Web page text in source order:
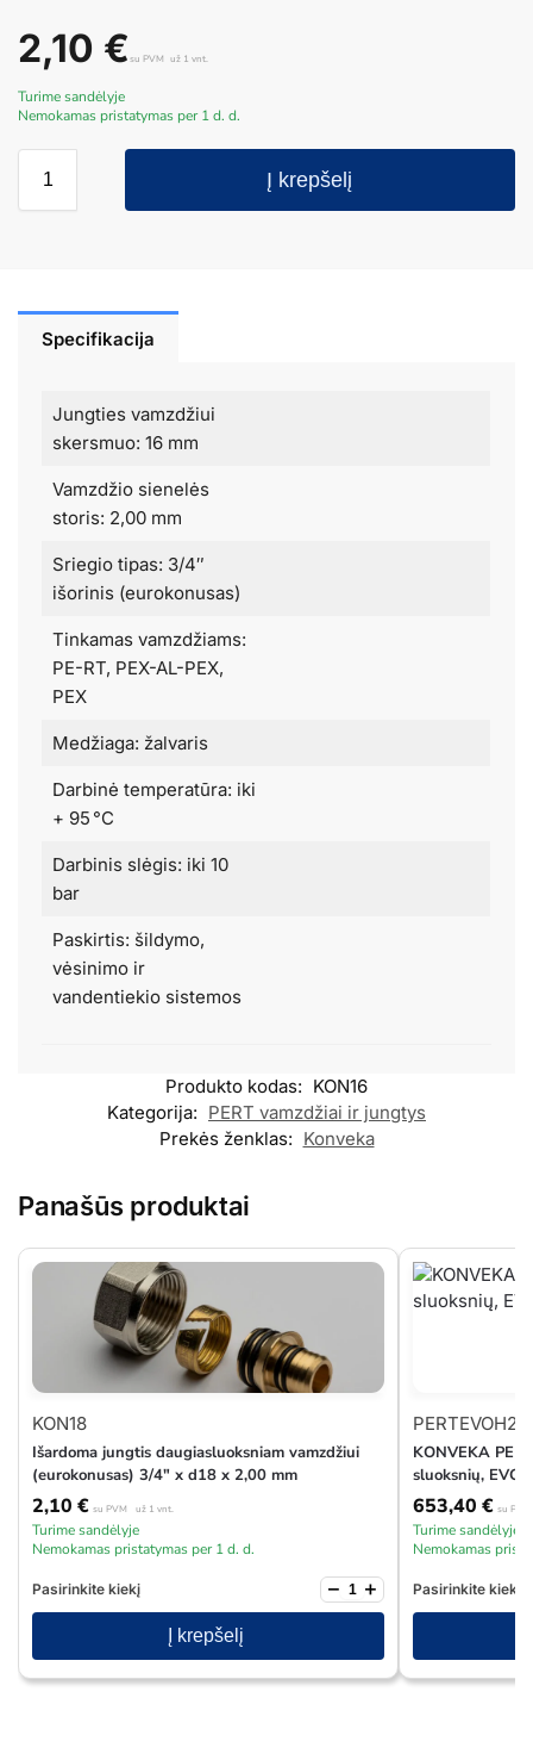
2,10 €su PVM už 1 vnt.
Turime sandėlyje
Nemokamas pristatymas per 1 d. d.
Į krepšelį
Specifikacija
Jungties vamzdžiui
skersmuo: 16 mm
Vamzdžio sienelės
storis: 2,00 mm
Sriegio tipas: 3/4″
išorinis (eurokonusas)
Tinkamas vamzdžiams:
PE-RT, PEX-AL-PEX,
PEX
Medžiaga: žalvaris
Darbinė temperatūra: iki
+ 95 °C
Darbinis slėgis: iki 10
bar
Paskirtis: šildymo,
vėsinimo ir
vandentiekio sistemos
Produkto kodas: KON16
Kategorija: PERT vamzdžiai ir jungtys
Prekės ženklas: Konveka
Panašūs produktai
KON18
Išardoma jungtis daugiasluoksniam vamzdžiui
(eurokonusas) 3/4″ x d18 x 2,00 mm
2,10 € su PVM už 1 vnt.
Turime sandėlyje
Nemokamas pristatymas per 1 d. d.
Pasirinkite kiekį − +
Į krepšelį
PERTEVOH20
KONVEKA
sluoksnių,
653,40 € su PVM
Turime sandėlyje
Nemokamas
Pasirinkite kiekį